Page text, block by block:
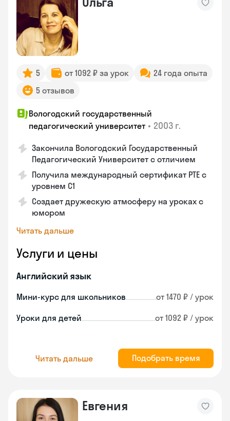
5 от 1092 ₽ за урок
24 года опыта
5 отзывов
Вологодский государственный
педагогический университет • 2003 г.
Закончила Вологодский Государственный
Педагогический Университет с отличием
Получила международный сертификат PTE с
уровнем C1
Создает дружескую атмосферу на уроках с
юмором
Читать дальше
Услуги и цены
Английский язык
Мини-курс для школьников от 1470 ₽ / урок
Уроки для детей от 1092 ₽ / урок
Читать дальше Подобрать время
Евгения